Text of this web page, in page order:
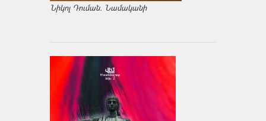
Նիկոլ Դուման. Նամականի